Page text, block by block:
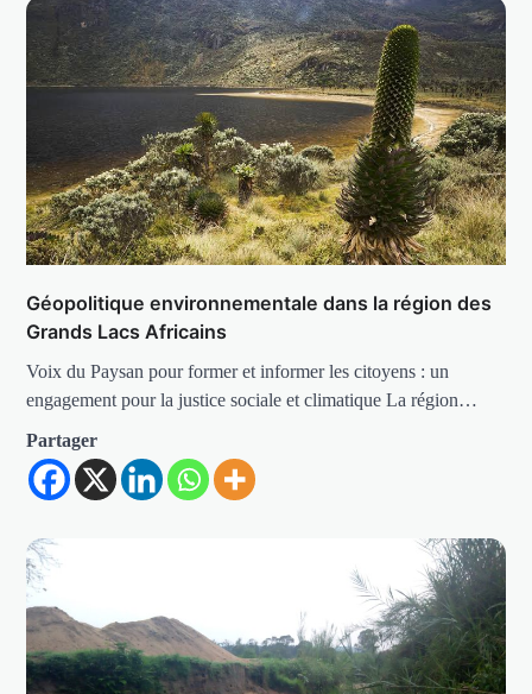
Géopolitique environnementale dans la région des
Grands Lacs Africains
Voix du Paysan pour former et informer les citoyens : un
engagement pour la justice sociale et climatique La région…
Partager